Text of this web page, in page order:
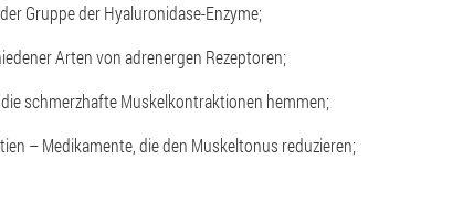
Gruppe der Hyaluronidase-Enzyme;
Arten von adrenergen Rezeptoren;
schmerzhafte Muskelkontraktionen hemmen;
– Medikamente, die den Muskeltonus reduzieren;